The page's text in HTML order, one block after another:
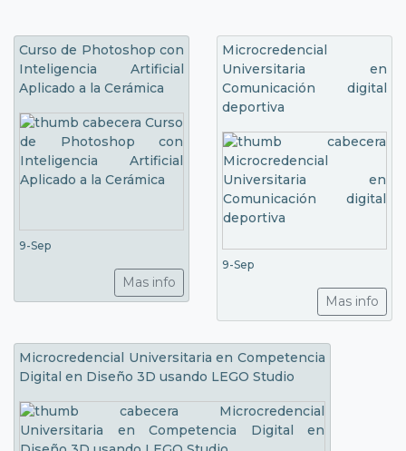
Curso de Photoshop con
Inteligencia Artificial
Aplicado a la Cerámica
9-Sep
Mas info
Microcredencial
Universitaria en
Comunicación digital
deportiva
9-Sep
Mas info
Microcredencial Universitaria en Competencia
Digital en Diseño 3D usando LEGO Studio